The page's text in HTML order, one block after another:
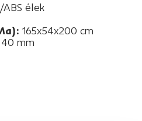
élek
165x54x200 cm
40 mm